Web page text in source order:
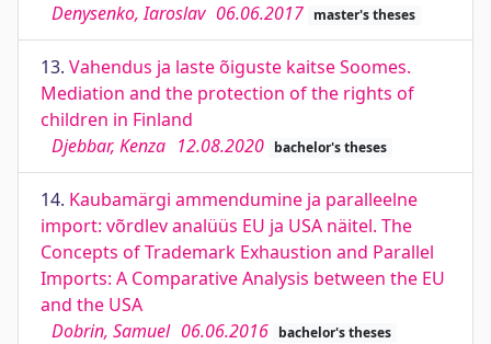
Denysenko, Iaroslav 06.06.2017 master's theses
13. Vahendus ja laste õiguste kaitse Soomes.
Mediation and the protection of the rights of
children in Finland
Djebbar, Kenza 12.08.2020 bachelor's theses
14. Kaubamärgi ammendumine ja paralleelne
import: võrdlev analüüs EU ja USA näitel. The
Concepts of Trademark Exhaustion and Parallel
Imports: A Comparative Analysis between the EU
and the USA
Dobrin, Samuel 06.06.2016 bachelor's theses